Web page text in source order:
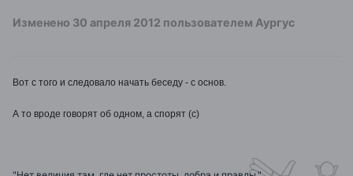
Изменено 30 апреля 2012 пользователем Аургус
Вот с того и следовало начать беседу - с основ.
А то вроде говорят об одном, а спорят (с)